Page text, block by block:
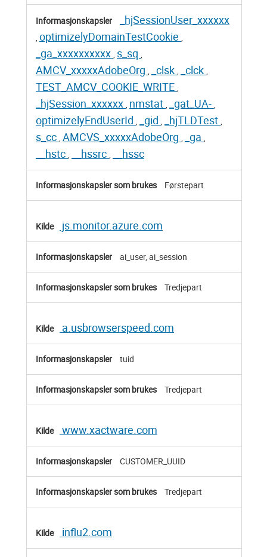
_hjSessionUser_xxxxxx
, optimizelyDomainTestCookie ,
_ga_xxxxxxxxxx , s_sq ,
AMCV_xxxxxAdobeOrg , _clsk , _clck ,
TEST_AMCV_COOKIE_WRITE ,
_hjSession_xxxxxx , nmstat , _gat_UA- ,
optimizelyEndUserId , _gid , _hjTLDTest ,
s_cc , AMCVS_xxxxxAdobeOrg , _ga ,
__hstc , __hssrc , __hssc
Førstepart
js.monitor.azure.com
ai_user, ai_session
Tredjepart
a.usbrowserspeed.com
tuid
Tredjepart
www.xactware.com
CUSTOMER_UUID
Tredjepart
influ2.com